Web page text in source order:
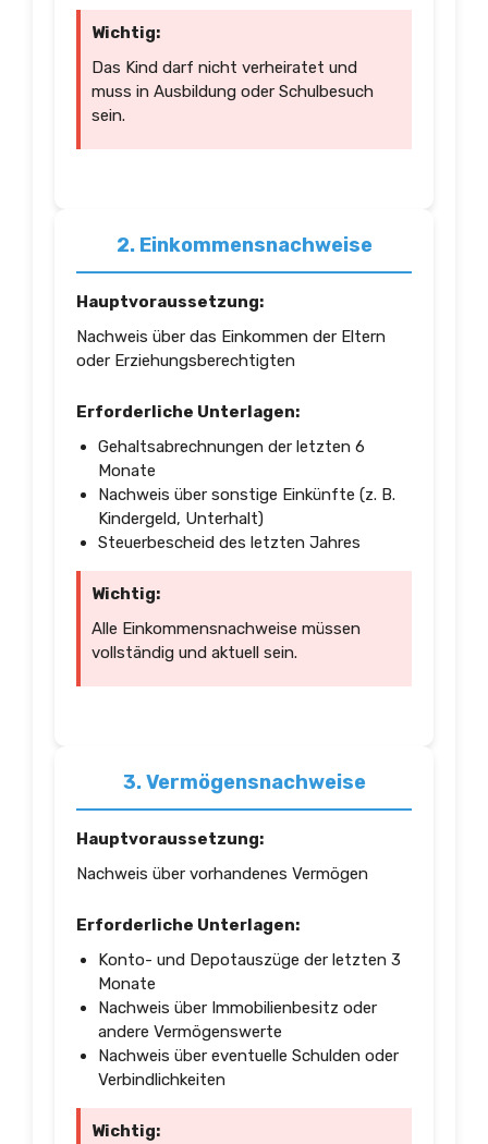
Wichtig:
Das Kind darf nicht verheiratet und
muss in Ausbildung oder Schulbesuch
sein.
2. Einkommensnachweise
Hauptvoraussetzung:
Nachweis über das Einkommen der Eltern
oder Erziehungsberechtigten
Erforderliche Unterlagen:
Gehaltsabrechnungen der letzten 6
Monate
Nachweis über sonstige Einkünfte (z. B.
Kindergeld, Unterhalt)
Steuerbescheid des letzten Jahres
Wichtig:
Alle Einkommensnachweise müssen
vollständig und aktuell sein.
3. Vermögensnachweise
Hauptvoraussetzung:
Nachweis über vorhandenes Vermögen
Erforderliche Unterlagen:
Konto- und Depotauszüge der letzten 3
Monate
Nachweis über Immobilienbesitz oder
andere Vermögenswerte
Nachweis über eventuelle Schulden oder
Verbindlichkeiten
Wichtig: